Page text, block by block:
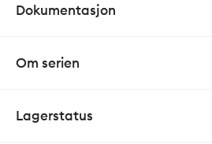
Dokumentasjon
Om serien
Lagerstatus